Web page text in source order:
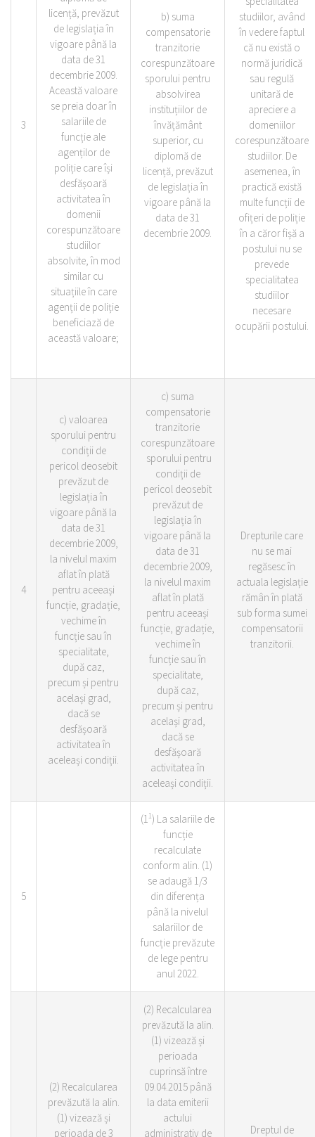
3
licență, prevăzut
de legislația în
vigoare până la
data de 31
decembrie 2009.
Această valoare
se preia doar în
salariile de
funcție ale
agenților de
poliție care își
desfășoară
activitatea în
domenii
corespunzătoare
studiilor
absolvite, în mod
similar cu
situațiile în care
agenții de poliție
beneficiază de
această valoare;
b) suma
compensatorie
tranzitorie
corespunzătoare
sporului pentru
absolvirea
instituțiilor de
învățământ
superior, cu
diplomă de
licență, prevăzut
de legislația în
vigoare până la
data de 31
decembrie 2009.
studiilor, având
în vedere faptul
că nu există o
normă juridică
sau regulă
unitară de
apreciere a
domeniilor
corespunzătoare
studiilor. De
asemenea, în
practică există
multe funcții de
ofițeri de poliție
în a căror fișă a
postului nu se
prevede
specialitatea
studiilor
necesare
ocupării postului.
4
c) valoarea
sporului pentru
condiții de
pericol deosebit
prevăzut de
legislația în
vigoare până la
data de 31
decembrie 2009,
la nivelul maxim
aflat în plată
pentru aceeași
funcție, gradație,
vechime în
funcție sau în
specialitate,
după caz,
precum și pentru
același grad,
dacă se
desfășoară
activitatea în
aceleași condiții.
c) suma
compensatorie
tranzitorie
corespunzătoare
sporului pentru
condiții de
pericol deosebit
prevăzut de
legislația în
vigoare până la
data de 31
decembrie 2009,
la nivelul maxim
aflat în plată
pentru aceeași
funcție, gradație,
vechime în
funcție sau în
specialitate,
după caz,
precum și pentru
același grad,
dacă se
desfășoară
activitatea în
aceleași condiții.
Drepturile care
nu se mai
regăsesc în
actuala legislație
rămân în plată
sub forma sumei
compensatorii
tranzitorii.
5
(11) La salariile de
funcție
recalculate
conform alin. (1)
se adaugă 1/3
din diferența
până la nivelul
salariilor de
funcție prevăzute
de lege pentru
anul 2022.
(2) Recalcularea
prevăzută la alin.
(1) vizează și
perioada de 3
(2) Recalcularea
prevăzută la alin.
(1) vizează și
perioada
cuprinsă între
09.04.2015 până
la data emiterii
actului
administrativ de
Dreptul de